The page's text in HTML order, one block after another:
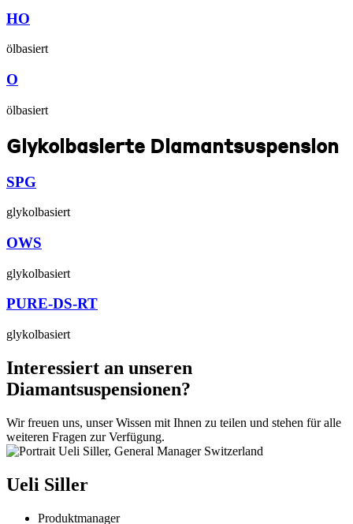
HO
ölbasiert
O
ölbasiert
Glykolbasierte Diamantsuspension
SPG
glykolbasiert
OWS
glykolbasiert
PURE-DS-RT
glykolbasiert
Interessiert an unseren
Diamantsuspensionen?
Wir freuen uns, unser Wissen mit Ihnen zu teilen und stehen für alle
weiteren Fragen zur Verfügung.
Ueli Siller
Produktmanager